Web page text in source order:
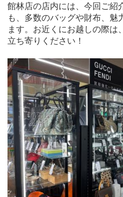
館林店の店内には、今回ご紹
も、多数のバッグや財布、魅
ます。お近くにお越しの際は
立ち寄りください！